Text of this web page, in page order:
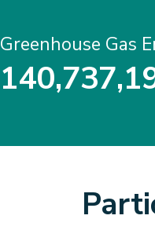
Greenhouse Gas
140,737,1